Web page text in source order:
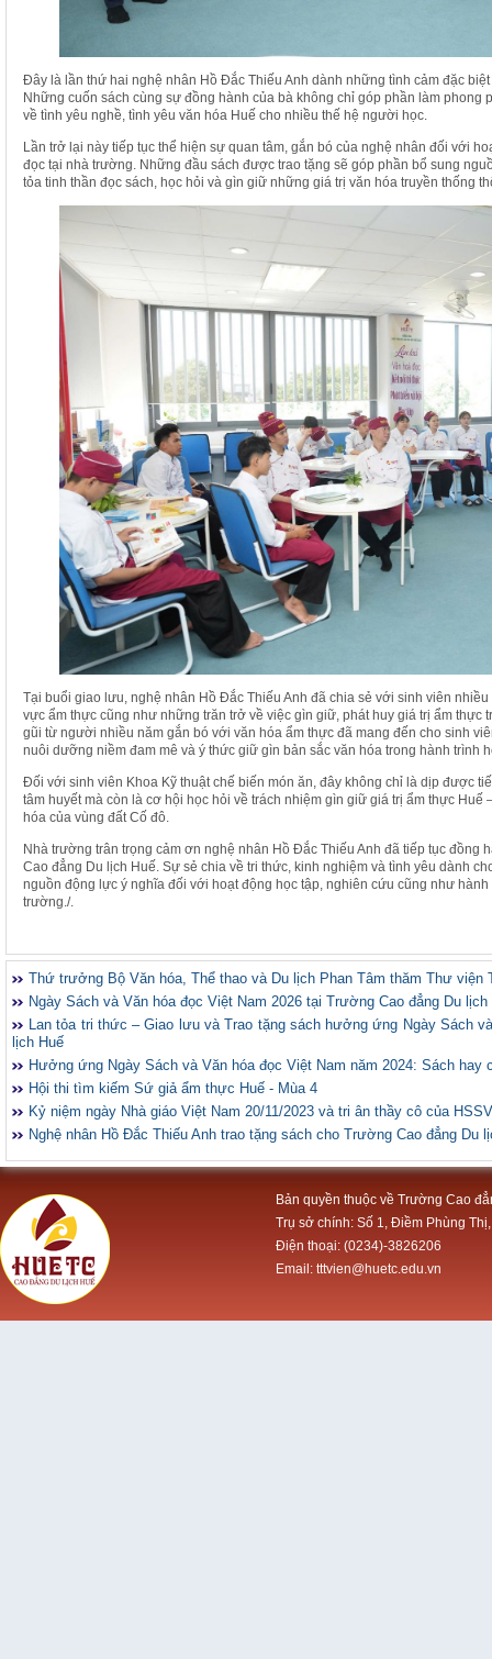
Đây là lần thứ hai nghệ nhân Hồ Đắc Thiếu Anh dành những tình cảm đặc
Những cuốn sách cùng sự đồng hành của bà không chỉ góp phần làm phong
về tình yêu nghề, tình yêu văn hóa Huế cho nhiều thế hệ người học.
Lần trở lại này tiếp tục thể hiện sự quan tâm, gắn bó của nghệ nhân đối với
đọc tại nhà trường. Những đầu sách được trao tặng sẽ góp phần bổ sung
tỏa tinh thần đọc sách, học hỏi và gìn giữ những giá trị văn hóa truyền thống
Tại buổi giao lưu, nghệ nhân Hồ Đắc Thiếu Anh đã chia sẻ với sinh viên
vực ẩm thực cũng như những trăn trở về việc gìn giữ, phát huy giá trị ẩm thực
gũi từ người nhiều năm gắn bó với văn hóa ẩm thực đã mang đến cho sinh
nuôi dưỡng niềm đam mê và ý thức giữ gìn bản sắc văn hóa trong hành trình
Đối với sinh viên Khoa Kỹ thuật chế biến món ăn, đây không chỉ là dịp được
tâm huyết mà còn là cơ hội học hỏi về trách nhiệm gìn giữ giá trị ẩm thực Huế
hóa của vùng đất Cố đô.
Nhà trường trân trọng cảm ơn nghệ nhân Hồ Đắc Thiếu Anh đã tiếp tục đồng
Cao đẳng Du lịch Huế. Sự sẻ chia về tri thức, kinh nghiệm và tình yêu dành
nguồn động lực ý nghĩa đối với hoạt động học tập, nghiên cứu cũng như
trường./.
Thứ trưởng Bộ Văn hóa, Thể thao và Du lịch Phan Tâm thăm Thư viện
Ngày Sách và Văn hóa đọc Việt Nam 2026 tại Trường Cao đẳng Du lịch
Lan tỏa tri thức – Giao lưu và Trao tặng sách hưởng ứng Ngày Sách
lịch Huế
Hưởng ứng Ngày Sách và Văn hóa đọc Việt Nam năm 2024: Sách hay
Hội thi tìm kiếm Sứ giả ẩm thực Huế - Mùa 4
Kỷ niệm ngày Nhà giáo Việt Nam 20/11/2023 và tri ân thầy cô của
Nghệ nhân Hồ Đắc Thiếu Anh trao tặng sách cho Trường Cao đẳng Du
Bản quyền thuộc về Trường Cao
Trụ sở chính: Số 1, Điềm Phùng
Điện thoại: (0234)-3826206
Email: tttvien@huetc.edu.vn